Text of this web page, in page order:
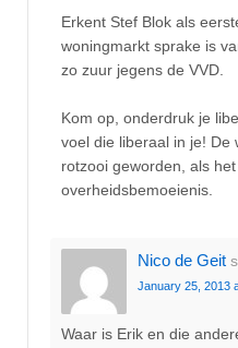
Erkent Stef Blok als
woningmarkt sprake is
zo zuur jegens de VVD.
Kom op, onderdruk je
voel die liberaal in je! De
rotzooi geworden, als
overheidsbemoeienis.
Nico de Geit
January 25, 2013
Waar is Erik en die